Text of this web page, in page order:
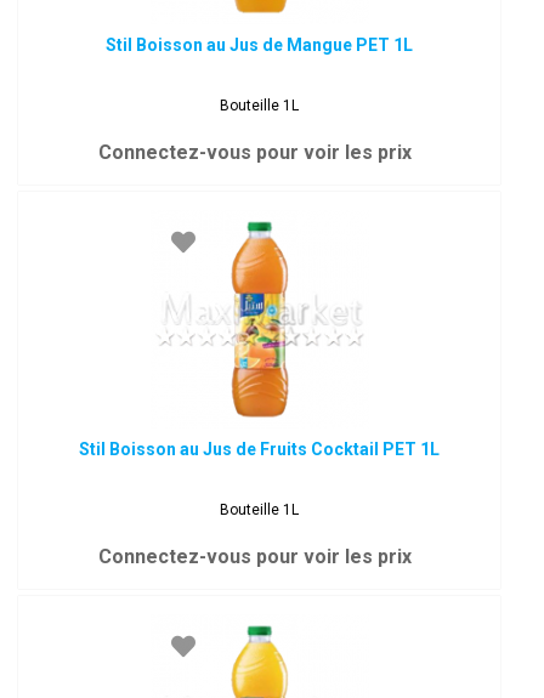
Stil Boisson au Jus de Mangue PET 1L
Bouteille 1L
Connectez-vous pour voir les prix
Stil Boisson au Jus de Fruits Cocktail PET 1L
Bouteille 1L
Connectez-vous pour voir les prix